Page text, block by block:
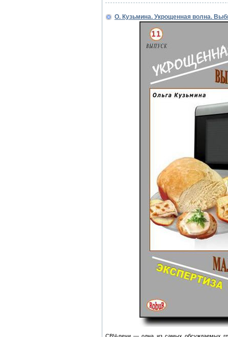
О. Кузьмина. Укрощенная волна.